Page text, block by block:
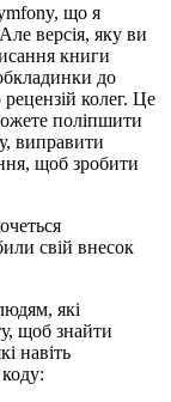
що я
версія, яку ви
книги
до
колег. Це
поліпшити
виправити
щоб зробити
свій внесок
які
щоб знайти
навіть